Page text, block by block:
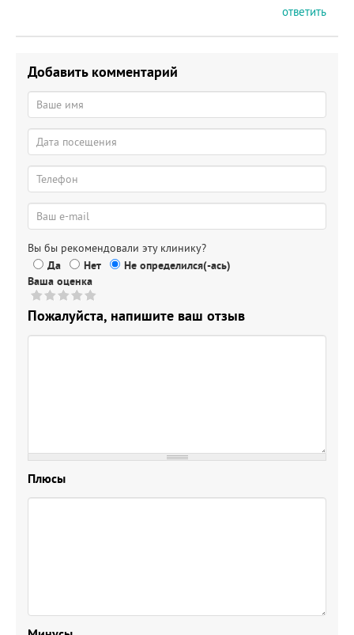
ответить
Добавить комментарий
Вы бы рекомендовали эту клинику?
Да
Нет
Не определился(-ась)
Ваша оценка
Пожалуйста, напишите ваш отзыв
Плюсы